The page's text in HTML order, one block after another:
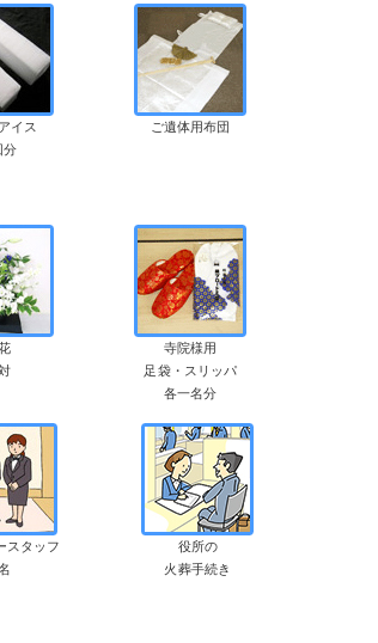
イス
分
ご遺体用布団
寺院様用
足袋・スリッパ
各一名分
スタッフ
役所の
火葬手続き